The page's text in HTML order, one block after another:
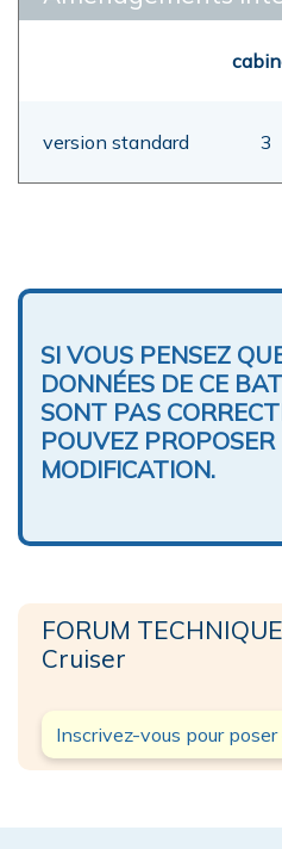
version standard 3
SI VOUS PENSEZ
DONNÉES DE CE
SONT PAS
POUVEZ PROPOSER
MODIFICATION.
FORUM
Cruiser
Inscrivez-vous pour